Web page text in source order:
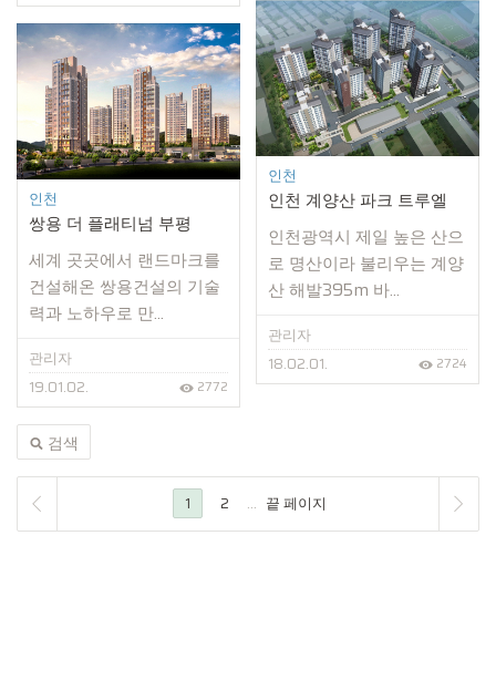
인천
인천 계양산 파크 트루엘
인천광역시 제일 높은 산으
로 명산이라 불리우는 계양
산 해발395m 바...
관리자
18.02.01.
2724
인천
쌍용 더 플래티넘 부평
세계 곳곳에서 랜드마크를
건설해온 쌍용건설의 기술
력과 노하우로 만...
관리자
19.01.02.
2772
검색
1 2 ... 끝 페이지